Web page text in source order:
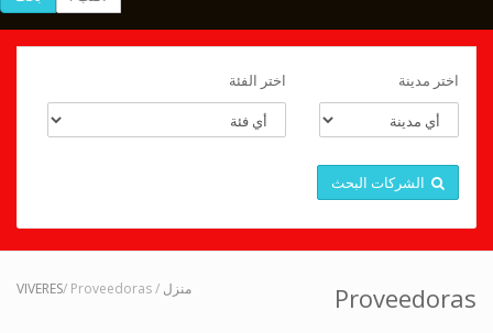
اختر مدينة اختر الفئة
الشركات البحث
Proveedoras منزل /
VIVERES/ Proveedoras